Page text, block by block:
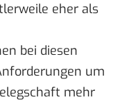
eher als
bei diesen
um
mehr